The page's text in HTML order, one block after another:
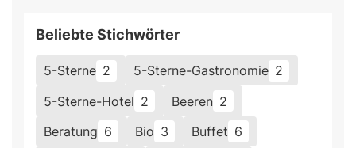
Beliebte Stichwörter
5-Sterne 2 5-Sterne-Gastronomie 2
5-Sterne-Hotel 2 Beeren 2
Beratung 6 Bio 3 Buffet 6